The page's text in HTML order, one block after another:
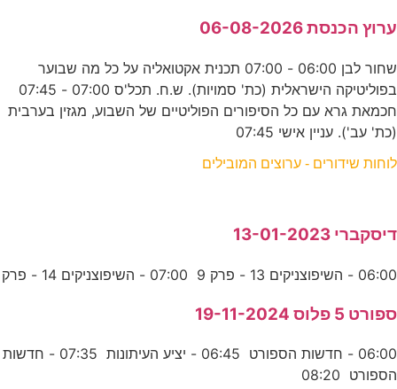
ערוץ הכנסת 06-08-2026
שחור לבן 06:00 - 07:00 תכנית אקטואליה על כל מה שבוער
בפוליטיקה הישראלית (כת' סמויות). ש.ח. תכל'ס 07:00 - 07:45
חכמאת גרא עם כל הסיפורים הפוליטיים של השבוע, מגזין בערבית
(כת' עב'). עניין אישי 07:45
לוחות שידורים - ערוצים המובילים
דיסקברי 13-01-2023
06:00 - השיפוצניקים 13 - פרק 9 07:00 - השיפוצניקים 14 - פרק
ספורט 5 פלוס 19-11-2024
06:00 - חדשות הספורט 06:45 - יציע העיתונות 07:35 - חדשות
הספורט 08:20